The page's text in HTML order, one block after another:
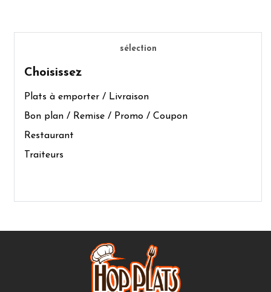
sélection
Choisissez
Plats à emporter / Livraison
Bon plan / Remise / Promo / Coupon
Restaurant
Traiteurs